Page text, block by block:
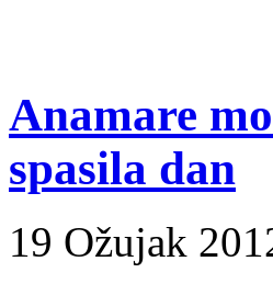
Anamare
spasila dan
19 Ožujak